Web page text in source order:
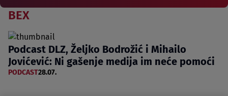
BEX
Podcast DLZ, Željko Bodrožić i Mihailo
Jovićević: Ni gašenje medija im neće pomoći
PODCAST28.07.